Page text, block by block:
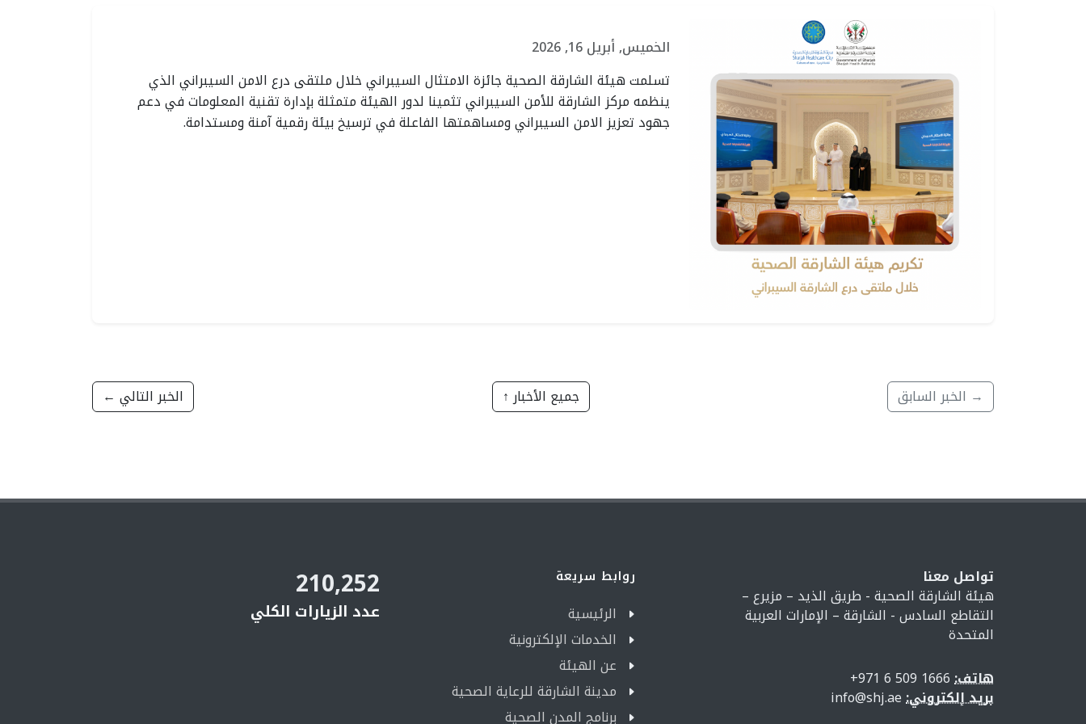
اختتام ورشة "الشارقة
إمارة صحية" لاستكمال
متطلبات الاعتماد
بالتعاون مع منظمة
الصحة العالمية
هيئة الشارقة الصحية
تستقبل وزير الصحة
ووقاية المجتمع ووكيل
دائرة الصحة – أبوظبي
الخميس، يوليو 16، 2026
تكريم هيئة الشارقة
الصحية لمشاركتها في
برنامج "الشباب الشارقة
هيئة الشارقة الصحية
شريك استراتيجي في
حملة الوقاية من
رئيس هيئة الشارقة
الصحية يستقبل وفد
مجموعة برايم للرعاية
الخميس, أبريل 16, 2026
تسلمت هيئة الشارقة الصحية جائزة الامتثال السيبراني خلال ملتقى درع الامن السيبراني الذي
ينظمه مركز الشارقة للأمن السيبراني تثمينا لدور الهيئة متمثلة بإدارة تقنية المعلومات في دعم
جهود تعزيز الامن السيبراني ومساهمتها الفاعلة في ترسيخ بيئة رقمية آمنة ومستدامة.
→ الخبر السابق جميع الأخبار ↑ الخبر التالي ←
تواصل معنا
هيئة الشارقة الصحية - طريق الذيد – مزيرع –
التقاطع السادس - الشارقة – الإمارات العربية
المتحدة
هاتف:
بريد إلكتروني:
روابط سريعة
الرئيسية
الخدمات الإلكترونية
عن الهيئة
مدينة الشارقة للرعاية الصحية
برنامج المدن الصحية
210,252
عدد الزيارات الكلي